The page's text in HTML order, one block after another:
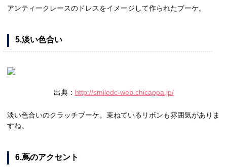
アンティークレースのドレスをイメージして作られたブーケ。
5.淡い色合い
出典： http://smiledc-web.chicappa.jp/
淡い色合いのクラッチブーケ。束ねているリボンも雰囲気がありま
すね。
6.蔦のアクセント